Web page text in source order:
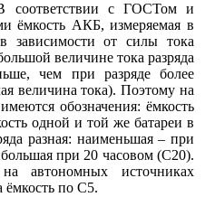
соответствии с ГОСТом и
ёмкость АКБ, измеряемая в
зависимости от силы тока
величине тока разряда
чем при разряде более
величина тока). Поэтому на
обозначения: ёмкость
одной и той же батареи в
разная: наименьшая – при
при 20 часовом (С20).
автономных источниках
ёмкость по С5.